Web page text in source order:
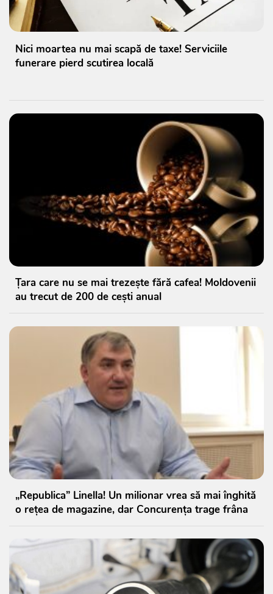
Nici moartea nu mai scapă de taxe! Serviciile
funerare pierd scutirea locală
Țara care nu se mai trezește fără cafea! Moldovenii
au trecut de 200 de cești anual
„Republica” Linella! Un milionar vrea să mai înghită
o rețea de magazine, dar Concurența trage frâna